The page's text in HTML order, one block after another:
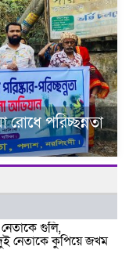
রোধে পরিচ্ছন্নতা
গুলি,
নেতাকে কুপিয়ে জখম